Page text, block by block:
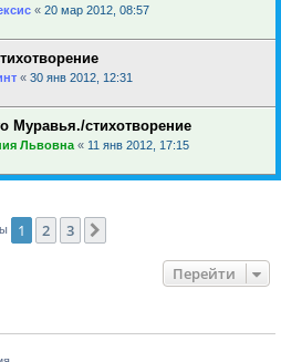
« 20 мар 2012, 08:57
« 30 янв 2012, 12:31
Муравья./стихотворение
Львовна « 11 янв 2012, 17:15
1 2 3
Перейти